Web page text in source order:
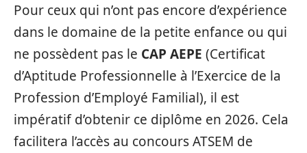
Pour ceux qui n’ont pas encore d’expérience
dans le domaine de la petite enfance ou qui
ne possèdent pas le CAP AEPE (Certificat
d’Aptitude Professionnelle à l’Exercice de la
Profession d’Employé Familial), il est
impératif d’obtenir ce diplôme en 2026. Cela
facilitera l’accès au concours ATSEM de